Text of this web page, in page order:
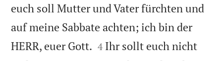
euch soll Mutter und Vater fürchten und
auf meine Sabbate achten; ich bin der
HERR, euer Gott. 

4 Ihr sollt euch nicht